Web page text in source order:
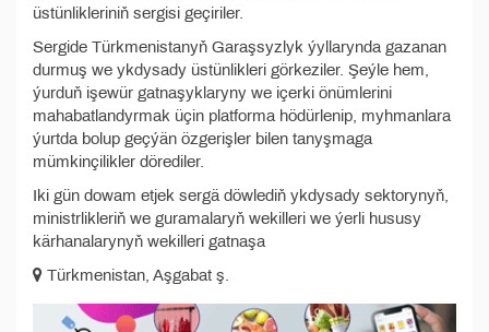
üstünlikleriniň sergisi geçiriler.
Sergide Türkmenistanyň Garaşsyzlyk ýyllarynda gazanan
durmuş we ykdysady üstünlikleri görkeziler. Şeýle hem,
ýurduň işewür gatnaşyklaryny we içerki önümlerini
mahabatlandyrmak üçin platforma hödürlenip, myhmanlara
ýurtda bolup geçýän özgerişler bilen tanyşmaga
mümkinçilikler dörediler.
Iki gün dowam etjek sergä döwlediň ykdysady sektorynyň,
ministrlikleriň we guramalaryň wekilleri we ýerli hususy
kärhanalarynyň wekilleri gatnaşa
Türkmenistan, Aşgabat ş.